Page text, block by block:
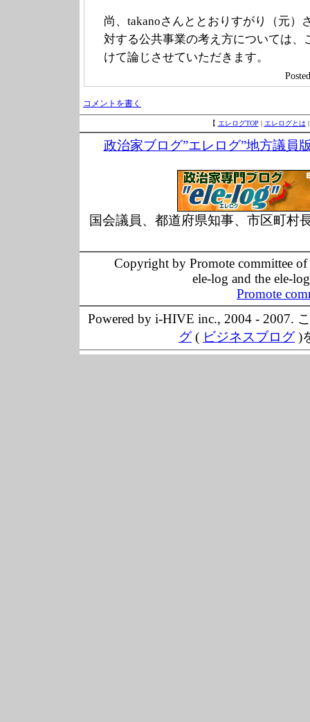
尚、takanoさんととおりすがり（元）
対する公共事業の考え方については、
けて論じさせていただきます。
コメントを書く
【 エレログTOP | エレログとは
政治家ブログ”エレログ”地方議員
国会議員、都道府県知事、市区町村
Copyright by Promote committee
ele-log and the ele-
Promote
Powered by i-HIVE inc., 2004 - 2007.
グ( ビジネスブログ)